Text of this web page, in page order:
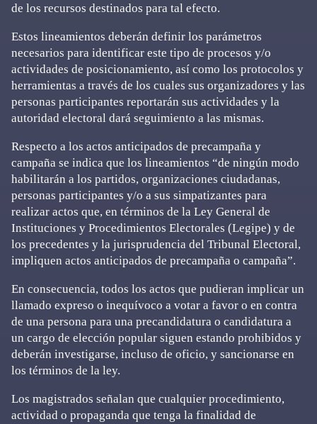
de los recursos destinados para tal efecto.
Estos lineamientos deberán definir los parámetros
necesarios para identificar este tipo de procesos y/o
actividades de posicionamiento, así como los protocolos y
herramientas a través de los cuales sus organizadores y las
personas participantes reportarán sus actividades y la
autoridad electoral dará seguimiento a las mismas.
Respecto a los actos anticipados de precampaña y
campaña se indica que los lineamientos “de ningún modo
habilitarán a los partidos, organizaciones ciudadanas,
personas participantes y/o a sus simpatizantes para
realizar actos que, en términos de la Ley General de
Instituciones y Procedimientos Electorales (Legipe) y de
los precedentes y la jurisprudencia del Tribunal Electoral,
impliquen actos anticipados de precampaña o campaña”.
En consecuencia, todos los actos que pudieran implicar un
llamado expreso o inequívoco a votar a favor o en contra
de una persona para una precandidatura o candidatura a
un cargo de elección popular siguen estando prohibidos y
deberán investigarse, incluso de oficio, y sancionarse en
los términos de la ley.
Los magistrados señalan que cualquier procedimiento,
actividad o propaganda que tenga la finalidad de